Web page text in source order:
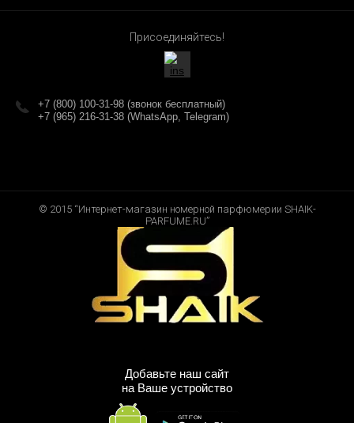
Присоединяйтесь!
+7 (800) 100-31-98 (звонок бесплатный)
+7 (965) 216-31-38 (WhatsApp, Telegram)
© 2015 “Интернет-магазин номерной парфюмерии SHAIK-
PARFUME.RU”
Добавьте наш сайт
на Ваше устройство